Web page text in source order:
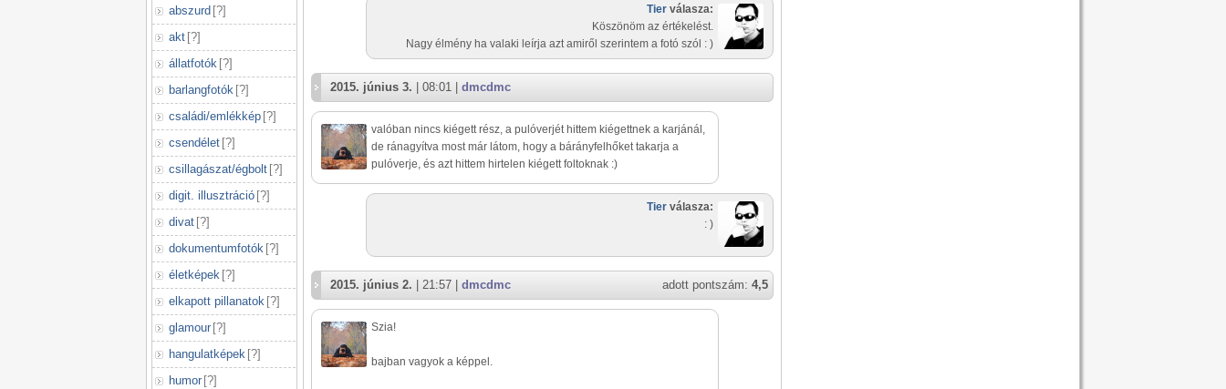
abszurd [?]
akt [?]
állatfotók [?]
barlangfotók [?]
családi/emlékkép [?]
csendélet [?]
csillagászat/égbolt [?]
digit. illusztráció [?]
divat [?]
dokumentumfotók [?]
életképek [?]
elkapott pillanatok [?]
glamour [?]
hangulatképek [?]
humor [?]
Tier válasza:
Köszönöm az értékelést.
Nagy élmény ha valaki leírja azt amiről szerintem a fotó szól : )
2015. június 3. | 08:01 | dmcdmc
valóban nincs kiégett rész, a pulóverjét hittem kiégettnek a karjánál,
de ránagyítva most már látom, hogy a bárányfelhőket takarja a
pulóverje, és azt hittem hirtelen kiégett foltoknak :)
Tier válasza:
: )
adott pontszám: 4,5
2015. június 2. | 21:57 | dmcdmc
Szia!
bajban vagyok a képpel.